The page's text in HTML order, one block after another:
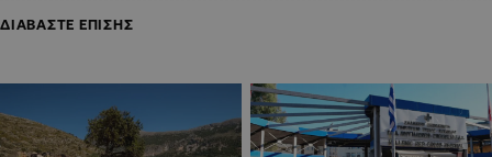
ΔΙΑΒΑΣΤΕ ΕΠΙΣΗΣ